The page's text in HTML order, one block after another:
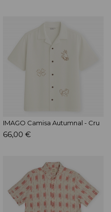
IMAGO Camisa Autumnal - Cru
66,00 €